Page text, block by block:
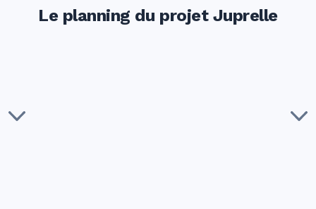
Le planning du projet Juprelle